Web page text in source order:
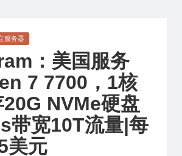
服务器
：美国服务
7 7700，1核
NVMe硬盘
带宽10T流量|每
美元